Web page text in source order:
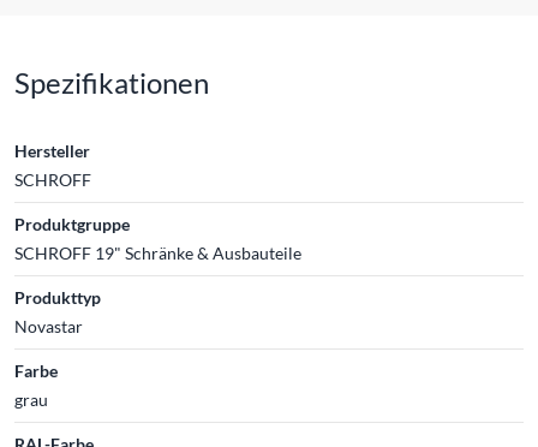
Spezifikationen
Hersteller
SCHROFF
Produktgruppe
SCHROFF 19" Schränke & Ausbauteile
Produkttyp
Novastar
Farbe
grau